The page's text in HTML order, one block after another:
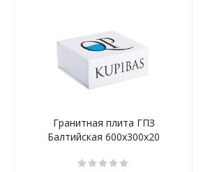
Гранитная плита ГПЗ
Балтийская 600х300х20